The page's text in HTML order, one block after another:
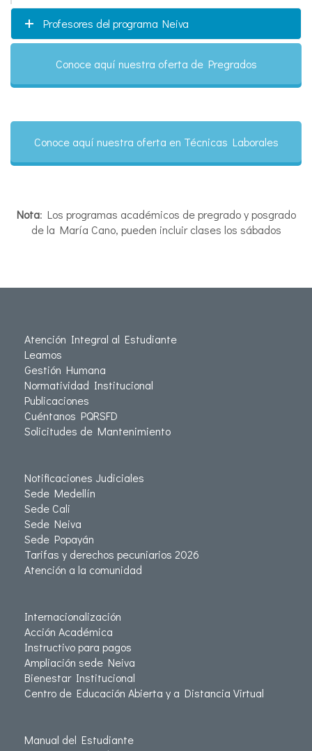
Profesores del programa Neiva
Conoce aquí nuestra oferta de Pregrados
Conoce aquí nuestra oferta en Técnicas Laborales
Nota: Los programas académicos de pregrado y posgrado
de la María Cano, pueden incluir clases los sábados
Atención Integral al Estudiante
Leamos
Gestión Humana
Normatividad Institucional
Publicaciones
Cuéntanos PQRSFD
Solicitudes de Mantenimiento
Notificaciones Judiciales
Sede Medellín
Sede Cali
Sede Neiva
Sede Popayán
Tarifas y derechos pecuniarios 2026
Atención a la comunidad
Internacionalización
Acción Académica
Instructivo para pagos
Ampliación sede Neiva
Bienestar Institucional
Centro de Educación Abierta y a Distancia Virtual
Manual del Estudiante